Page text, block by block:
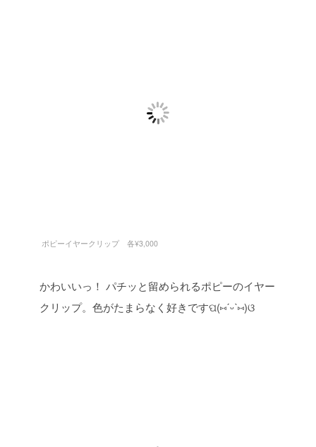
ポピーイヤークリップ 各¥3,000
かわいいっ！ パチッと留められるポピーのイヤー
クリップ。色がたまらなく好きですପ(⑅ˊᵕˋ⑅)ଓ